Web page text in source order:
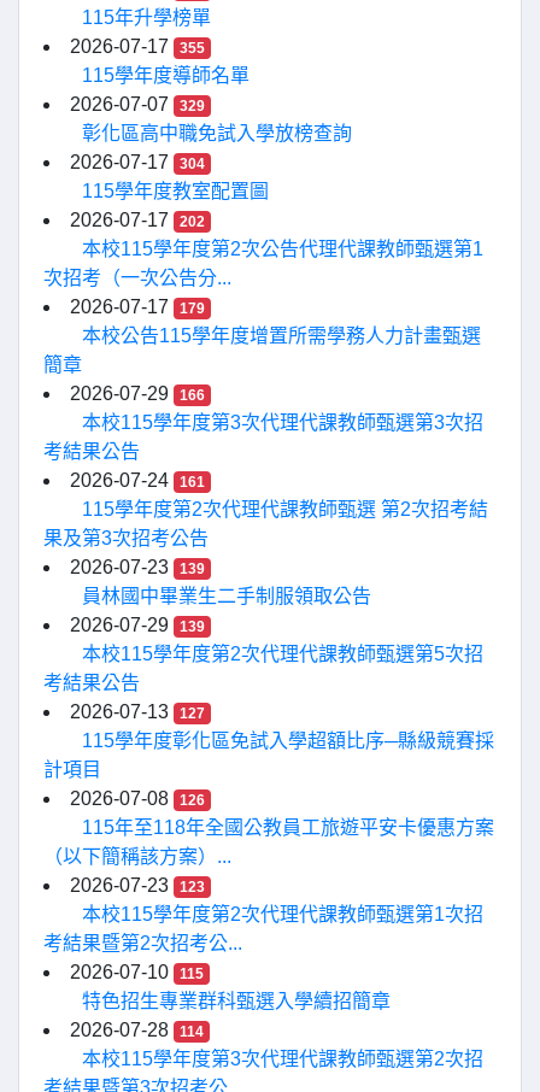
115年升學榜單
2026-07-17
355
115學年度導師名單
2026-07-07
329
彰化區高中職免試入學放榜查詢
2026-07-17
304
115學年度教室配置圖
2026-07-17
202
本校115學年度第2次公告代理代課教師甄選第1
次招考（一次公告分...
2026-07-17
179
本校公告115學年度增置所需學務人力計畫甄選
簡章
2026-07-29
166
本校115學年度第3次代理代課教師甄選第3次招
考結果公告
2026-07-24
161
115學年度第2次代理代課教師甄選 第2次招考結
果及第3次招考公告
2026-07-23
139
員林國中畢業生二手制服領取公告
2026-07-29
139
本校115學年度第2次代理代課教師甄選第5次招
考結果公告
2026-07-13
127
115學年度彰化區免試入學超額比序─縣級競賽採
計項目
2026-07-08
126
115年至118年全國公教員工旅遊平安卡優惠方案
（以下簡稱該方案）...
2026-07-23
123
本校115學年度第2次代理代課教師甄選第1次招
考結果暨第2次招考公...
2026-07-10
115
特色招生專業群科甄選入學續招簡章
2026-07-28
114
本校115學年度第3次代理代課教師甄選第2次招
考結果暨第3次招考公...